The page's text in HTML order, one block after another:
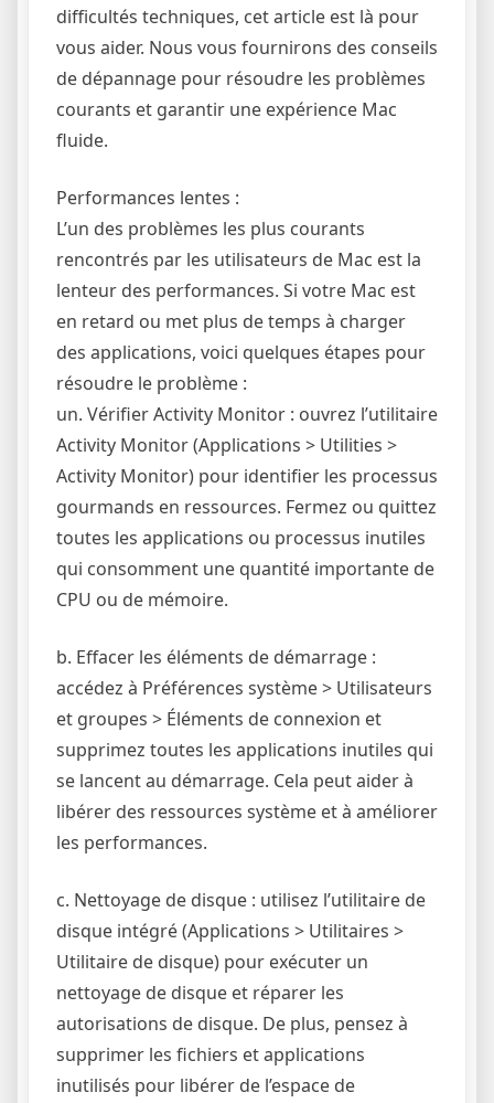
difficultés techniques, cet article est là pour
vous aider. Nous vous fournirons des conseils
de dépannage pour résoudre les problèmes
courants et garantir une expérience Mac
fluide.
Performances lentes :
L’un des problèmes les plus courants
rencontrés par les utilisateurs de Mac est la
lenteur des performances. Si votre Mac est
en retard ou met plus de temps à charger
des applications, voici quelques étapes pour
résoudre le problème :
un. Vérifier Activity Monitor : ouvrez l’utilitaire
Activity Monitor (Applications > Utilities >
Activity Monitor) pour identifier les processus
gourmands en ressources. Fermez ou quittez
toutes les applications ou processus inutiles
qui consomment une quantité importante de
CPU ou de mémoire.
b. Effacer les éléments de démarrage :
accédez à Préférences système > Utilisateurs
et groupes > Éléments de connexion et
supprimez toutes les applications inutiles qui
se lancent au démarrage. Cela peut aider à
libérer des ressources système et à améliorer
les performances.
c. Nettoyage de disque : utilisez l’utilitaire de
disque intégré (Applications > Utilitaires >
Utilitaire de disque) pour exécuter un
nettoyage de disque et réparer les
autorisations de disque. De plus, pensez à
supprimer les fichiers et applications
inutilisés pour libérer de l’espace de